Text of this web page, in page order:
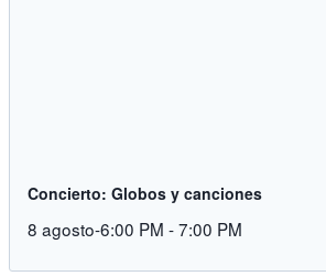
Concierto: Globos y canciones
8 agosto-6:00 PM -7:00 PM